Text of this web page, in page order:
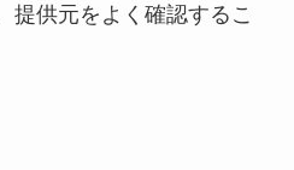
提供元をよく確認するこ